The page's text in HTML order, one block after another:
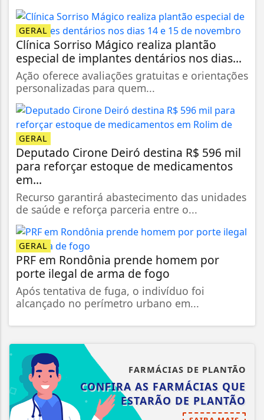
GERAL
Clínica Sorriso Mágico realiza plantão
especial de implantes dentários nos dias...
Ação oferece avaliações gratuitas e orientações
personalizadas para quem...
GERAL
Deputado Cirone Deiró destina R$ 596 mil
para reforçar estoque de medicamentos
em...
Recurso garantirá abastecimento das unidades
de saúde e reforça parceria entre o...
GERAL
PRF em Rondônia prende homem por
porte ilegal de arma de fogo
Após tentativa de fuga, o indivíduo foi
alcançado no perímetro urbano em...
FARMÁCIAS DE PLANTÃO
CONFIRA AS FARMÁCIAS QUE
ESTARÃO DE PLANTÃO